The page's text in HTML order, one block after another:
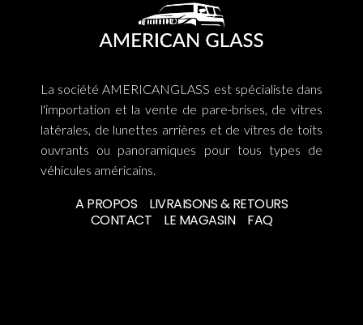
La société AMERICANGLASS est spécialiste dans
l'importation et la vente de pare-brises, de vitres
latérales, de lunettes arrières et de vitres de toits
ouvrants ou panoramiques pour tous types de
véhicules américains.
A PROPOS
LIVRAISONS & RETOURS
CONTACT
LE MAGASIN FAQ